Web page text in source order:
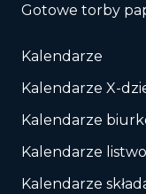
Gotowe torby
Kalendarze
Kalendarze X-
Kalendarze
Kalendarze
Kalendarze